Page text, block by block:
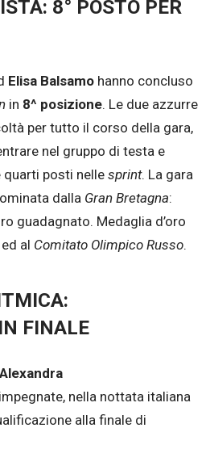
8° POSTO PER
Elisa Balsamo hanno concluso
in 8^ posizione. Le due azzurre
per tutto il corso della gara,
nel gruppo di testa e
posti nelle sprint. La gara
dalla Gran Bretagna:
guadagnato. Medaglia d’oro
ed al Comitato Olimpico Russo.
FINALE
Alexandra
nella nottata italiana
alla finale di